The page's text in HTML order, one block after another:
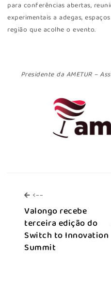
para conferências abertas,
experimentais a adegas,
região que acolhe o evento.
Presidente da AMETUR –
<--
Valongo recebe
terceira edição do
Switch to Innovation
Summit